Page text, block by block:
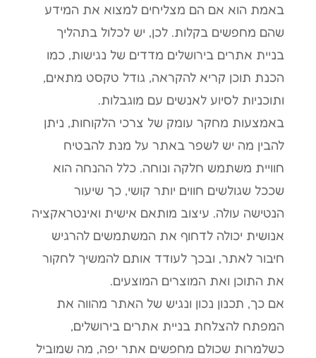
באמת הוא אם הם מצליחים למצוא את המידע
שהם מחפשים בקלות. לכן, יש לכלול בתהליך
בניית אתרים בירושלים מדדים של נגישות, כמו
הכנת תוכן קריא להקראה, גודל טקסט מתאים,
ותוכניות לסיוע לאנשים עם מוגבלות.
באמצעות מחקר עומק של צרכי הלקוחות, ניתן
להבין מה יש לשפר באתר על מנת להבטיח
חוויית משתמש חלקה ונוחה. כלל ההנחה הוא
שככל שגולשים חווים יותר קושי, כך שיעור
הנטישה עולה. עיצוב מותאם אישית ואינטראקציה
אנושית יכולה לדחוף את המשתמשים להרגיש
חיבור לאתר, ובכך לעודד אותם להמשיך לחקור
את התוכן ואת המוצרים המוצעים.
אם כך, תכנון נכון ונגיש של האתר מהווה את
המפתח להצלחת בניית אתרים בירושלים,
כשלמרות שכולם מחפשים אתר יפה, מה שמוביל